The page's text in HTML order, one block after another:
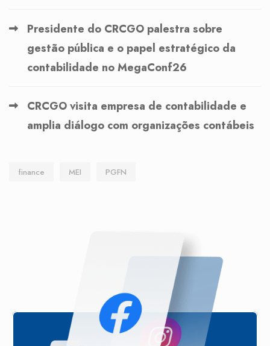
Presidente do CRCGO palestra sobre
gestão pública e o papel estratégico da
contabilidade no MegaConf26
CRCGO visita empresa de contabilidade e
amplia diálogo com organizações contábeis
finance MEI PGFN